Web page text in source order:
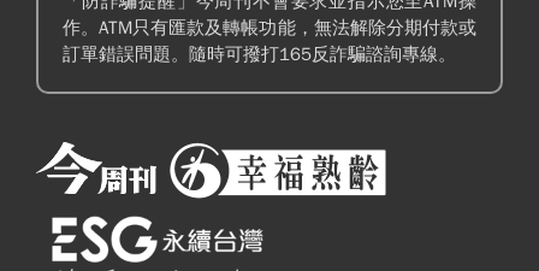
作。ATM只有匯款及轉帳功能，無法解除分期付款或
訂單錯誤問題。隨時可撥打165反詐騙諮詢專線。